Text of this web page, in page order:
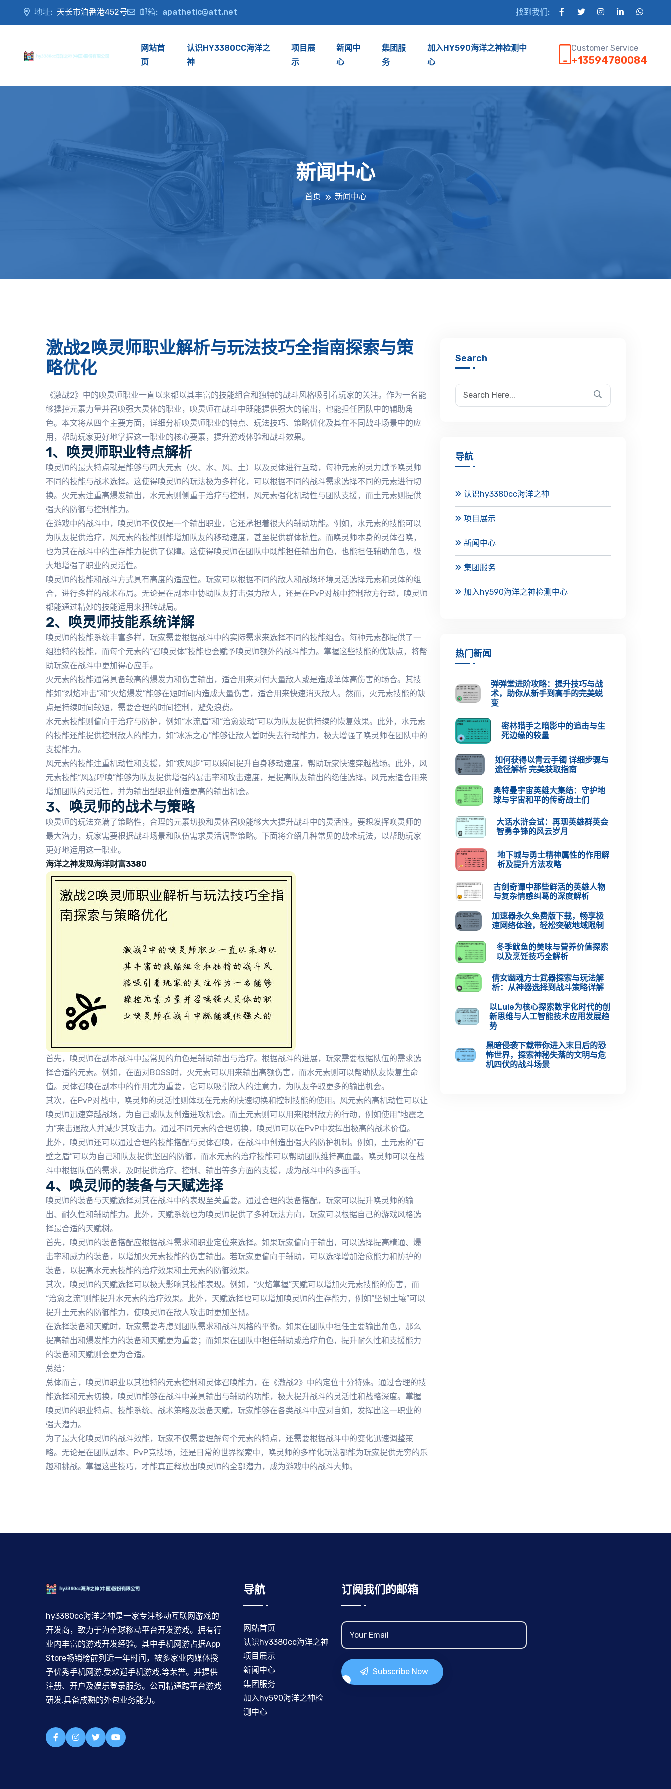
地址: 天长市泊番港452号 邮箱: apathetic@att.net 找到我们:
网站首
页
认识HY3380CC海洋之
神
项目展
示
新闻中
心
集团服
务
加入HY590海洋之神检测中
心
Customer Service
+13594780084
新闻中心
首页 新闻中心
激战2唤灵师职业解析与玩法技巧全指南探索与策
略优化
《激战2》中的唤灵师职业一直以来都以其丰富的技能组合和独特的战斗风格吸引着玩家的关注。作为一名能
够操控元素力量并召唤强大灵体的职业，唤灵师在战斗中既能提供强大的输出，也能担任团队中的辅助角
色。本文将从四个主要方面，详细分析唤灵师职业的特点、玩法技巧、策略优化及其在不同战斗场景中的应
用，帮助玩家更好地掌握这一职业的核心要素，提升游戏体验和战斗效果。
1、唤灵师职业特点解析
唤灵师的最大特点就是能够与四大元素（火、水、风、土）以及灵体进行互动，每种元素的灵力赋予唤灵师
不同的技能与战术选择。这使得唤灵师的玩法极为多样化，可以根据不同的战斗需求选择不同的元素进行切
换。火元素注重高爆发输出，水元素则侧重于治疗与控制，风元素强化机动性与团队支援，而土元素则提供
强大的防御与控制能力。
在游戏中的战斗中，唤灵师不仅仅是一个输出职业，它还承担着很大的辅助功能。例如，水元素的技能可以
为队友提供治疗，风元素的技能则能增加队友的移动速度，甚至提供群体抗性。而唤灵师本身的灵体召唤，
也为其在战斗中的生存能力提供了保障。这使得唤灵师在团队中既能担任输出角色，也能担任辅助角色，极
大地增强了职业的灵活性。
唤灵师的技能和战斗方式具有高度的适应性。玩家可以根据不同的敌人和战场环境灵活选择元素和灵体的组
合，进行多样的战术布局。无论是在副本中协助队友打击强力敌人，还是在PvP对战中控制敌方行动，唤灵师
都能通过精妙的技能运用来扭转战局。
2、唤灵师技能系统详解
唤灵师的技能系统丰富多样，玩家需要根据战斗中的实际需求来选择不同的技能组合。每种元素都提供了一
组独特的技能，而每个元素的“召唤灵体”技能也会赋予唤灵师额外的战斗能力。掌握这些技能的优缺点，将帮
助玩家在战斗中更加得心应手。
火元素的技能通常具备较高的爆发力和伤害输出，适合用来对付大量敌人或是造成单体高伤害的场合。其技
能如“烈焰冲击”和“火焰爆发”能够在短时间内造成大量伤害，适合用来快速消灭敌人。然而，火元素技能的缺
点是持续时间较短，需要合理的时间控制，避免浪费。
水元素技能则偏向于治疗与防护，例如“水流盾”和“治愈波动”可以为队友提供持续的恢复效果。此外，水元素
的技能还能提供控制敌人的能力，如“冰冻之心”能够让敌人暂时失去行动能力，极大增强了唤灵师在团队中的
支援能力。
风元素的技能注重机动性和支援，如“疾风步”可以瞬间提升自身移动速度，帮助玩家快速穿越战场。此外，风
元素技能“风暴呼唤”能够为队友提供增强的暴击率和攻击速度，是提高队友输出的绝佳选择。风元素适合用来
增加团队的灵活性，并为输出型职业创造更高的输出机会。
3、唤灵师的战术与策略
唤灵师的玩法充满了策略性，合理的元素切换和灵体召唤能够大大提升战斗中的灵活性。要想发挥唤灵师的
最大潜力，玩家需要根据战斗场景和队伍需求灵活调整策略。下面将介绍几种常见的战术玩法，以帮助玩家
更好地运用这一职业。
海洋之神发现海洋财富3380
首先，唤灵师在副本战斗中最常见的角色是辅助输出与治疗。根据战斗的进展，玩家需要根据队伍的需求选
择合适的元素。例如，在面对BOSS时，火元素可以用来输出高额伤害，而水元素则可以帮助队友恢复生命
值。灵体召唤在副本中的作用尤为重要，它可以吸引敌人的注意力，为队友争取更多的输出机会。
其次，在PvP对战中，唤灵师的灵活性则体现在元素的快速切换和控制技能的使用。风元素的高机动性可以让
唤灵师迅速穿越战场，为自己或队友创造进攻机会。而土元素则可以用来限制敌方的行动，例如使用“地震之
力”来击退敌人并减少其攻击力。通过不同元素的合理切换，唤灵师可以在PvP中发挥出极高的战术价值。
此外，唤灵师还可以通过合理的技能搭配与灵体召唤，在战斗中创造出强大的防护机制。例如，土元素的“石
壁之盾”可以为自己和队友提供坚固的防御，而水元素的治疗技能可以帮助团队维持高血量。唤灵师可以在战
斗中根据队伍的需求，及时提供治疗、控制、输出等多方面的支援，成为战斗中的多面手。
4、唤灵师的装备与天赋选择
唤灵师的装备与天赋选择对其在战斗中的表现至关重要。通过合理的装备搭配，玩家可以提升唤灵师的输
出、耐久性和辅助能力。此外，天赋系统也为唤灵师提供了多种玩法方向，玩家可以根据自己的游戏风格选
择最合适的天赋树。
首先，唤灵师的装备搭配应根据战斗需求和职业定位来选择。如果玩家偏向于输出，可以选择提高精通、爆
击率和威力的装备，以增加火元素技能的伤害输出。若玩家更偏向于辅助，可以选择增加治愈能力和防护的
装备，以提高水元素技能的治疗效果和土元素的防御效果。
其次，唤灵师的天赋选择可以极大影响其技能表现。例如，“火焰掌握”天赋可以增加火元素技能的伤害，而
“治愈之流”则能提升水元素的治疗效果。此外，天赋选择也可以增加唤灵师的生存能力，例如“坚韧土壤”可以
提升土元素的防御能力，使唤灵师在敌人攻击时更加坚韧。
在选择装备和天赋时，玩家需要考虑到团队需求和战斗风格的平衡。如果在团队中担任主要输出角色，那么
提高输出和爆发能力的装备和天赋更为重要；而如果在团队中担任辅助或治疗角色，提升耐久性和支援能力
的装备和天赋则会更为合适。
总结：
总体而言，唤灵师职业以其独特的元素控制和灵体召唤能力，在《激战2》中的定位十分特殊。通过合理的技
能选择和元素切换，唤灵师能够在战斗中兼具输出与辅助的功能，极大提升战斗的灵活性和战略深度。掌握
唤灵师的职业特点、技能系统、战术策略及装备天赋，玩家能够在各类战斗中应对自如，发挥出这一职业的
强大潜力。
为了最大化唤灵师的战斗效能，玩家不仅需要理解每个元素的特点，还需要根据战斗中的变化迅速调整策
略。无论是在团队副本、PvP竞技场，还是日常的世界探索中，唤灵师的多样化玩法都能为玩家提供无穷的乐
趣和挑战。掌握这些技巧，才能真正释放出唤灵师的全部潜力，成为游戏中的战斗大师。
Search
导航
认识hy3380cc海洋之神
项目展示
新闻中心
集团服务
加入hy590海洋之神检测中心
热门新闻
弹弹堂进阶攻略：提升技巧与战
术，助你从新手到高手的完美蜕
变
密林猎手之暗影中的追击与生
死边缘的较量
如何获得以青云手镯 详细步骤与
途径解析 完美获取指南
奥特曼宇宙英雄大集结：守护地
球与宇宙和平的传奇战士们
大话水浒会试：再现英雄群英会
智勇争锋的风云岁月
地下城与勇士精神属性的作用解
析及提升方法攻略
古剑奇谭中那些鲜活的英雄人物
与复杂情感纠葛的深度解析
加速器永久免费版下载，畅享极
速网络体验，轻松突破地域限制
冬季鱿鱼的美味与营养价值探索
以及烹饪技巧全解析
倩女幽魂方士武器探索与玩法解
析：从神器选择到战斗策略详解
以Luie为核心探索数字化时代的创
新思维与人工智能技术应用发展趋
势
黑暗侵袭下载带你进入末日后的恐
怖世界，探索神秘失落的文明与危
机四伏的战斗场景
hy3380cc海洋之神是一家专注移动互联网游戏的
开发商，致力于为全球移动平台开发游戏。拥有行
业内丰富的游戏开发经验。其中手机网游占据App
Store畅销榜前列近一年时间，被多家业内媒体授
予优秀手机网游,受欢迎手机游戏,等荣誉。并提供
注册、开户及娱乐登录服务。公司精通跨平台游戏
研发,具备成熟的外包业务能力。
导航
网站首页
认识hy3380cc海洋之神
项目展示
新闻中心
集团服务
加入hy590海洋之神检
测中心
订阅我们的邮箱
Subscribe Now